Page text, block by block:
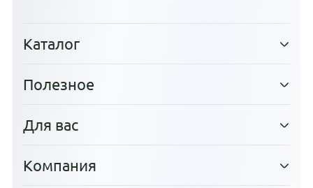
Каталог
Полезное
Для вас
Компания